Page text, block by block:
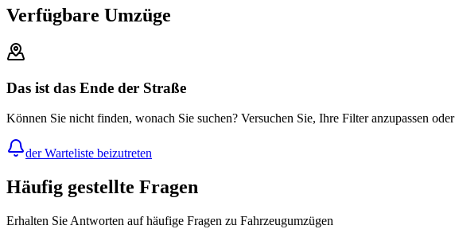
Verfügbare Umzüge
Das ist das Ende der Straße
Können Sie nicht finden, wonach Sie suchen? Versuchen Sie, Ihre Filter anzupassen oder
der Warteliste beizutreten
Häufig gestellte Fragen
Erhalten Sie Antworten auf häufige Fragen zu Fahrzeugumzügen